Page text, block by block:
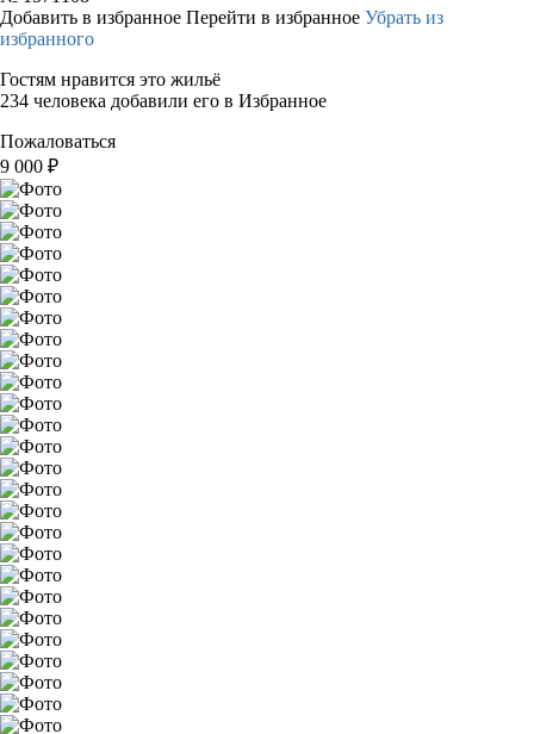
Добавить в избранное Перейти в избранное Убрать из
избранного
Гостям нравится это жильё
234 человека добавили его в Избранное
Пожаловаться
9 000 ₽